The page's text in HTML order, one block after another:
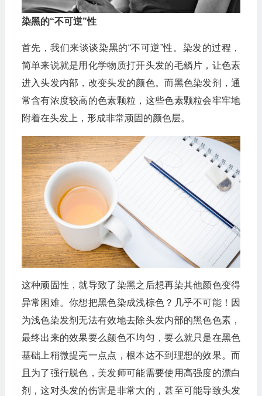
染黑的“不可逆”性
首先，我们来谈谈染黑的“不可逆”性。染发的过程，
简单来说就是用化学物质打开头发的毛鳞片，让色素
进入头发内部，改变头发的颜色。而黑色染发剂，通
常含有浓度较高的色素颗粒，这些色素颗粒会牢牢地
附着在头发上，形成非常顽固的颜色层。
这种顽固性，就导致了染黑之后想再染其他颜色变得
异常困难。你想把黑色染成浅棕色？几乎不可能！因
为浅色染发剂无法有效地去除头发内部的黑色色素，
最终出来的效果要么颜色不均匀，要么就只是在黑色
基础上稍微提亮一点点，根本达不到理想的效果。而
且为了强行脱色，美发师可能需要使用高强度的漂白
剂，这对头发的伤害是非常大的，甚至可能导致头发